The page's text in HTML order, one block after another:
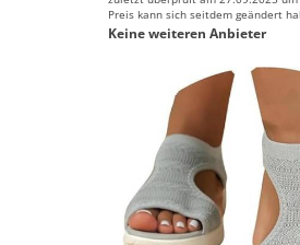
Preis kann sich seitdem geändert
Keine weiteren Anbieter